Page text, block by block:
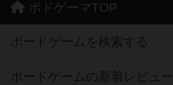
ボドゲーマTOP
ボードゲームを検索する
ボードゲームの新着レビュー